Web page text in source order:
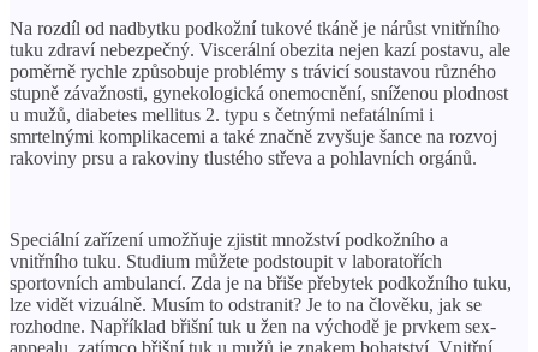
Na rozdíl od nadbytku podkožní tukové tkáně je nárůst vnitřního
tuku zdraví nebezpečný. Viscerální obezita nejen kazí postavu, ale
poměrně rychle způsobuje problémy s trávicí soustavou různého
stupně závažnosti, gynekologická onemocnění, sníženou plodnost
u mužů, diabetes mellitus 2. typu s četnými nefatálními i
smrtelnými komplikacemi a také značně zvyšuje šance na rozvoj
rakoviny prsu a rakoviny tlustého střeva a pohlavních orgánů.
Speciální zařízení umožňuje zjistit množství podkožního a
vnitřního tuku. Studium můžete podstoupit v laboratořích
sportovních ambulancí. Zda je na břiše přebytek podkožního tuku,
lze vidět vizuálně. Musím to odstranit? Je to na člověku, jak se
rozhodne. Například břišní tuk u žen na východě je prvkem sex-